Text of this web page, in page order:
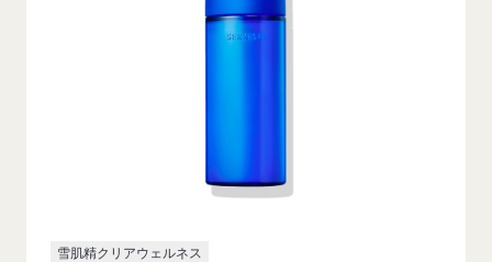
雪肌精クリアウェルネス